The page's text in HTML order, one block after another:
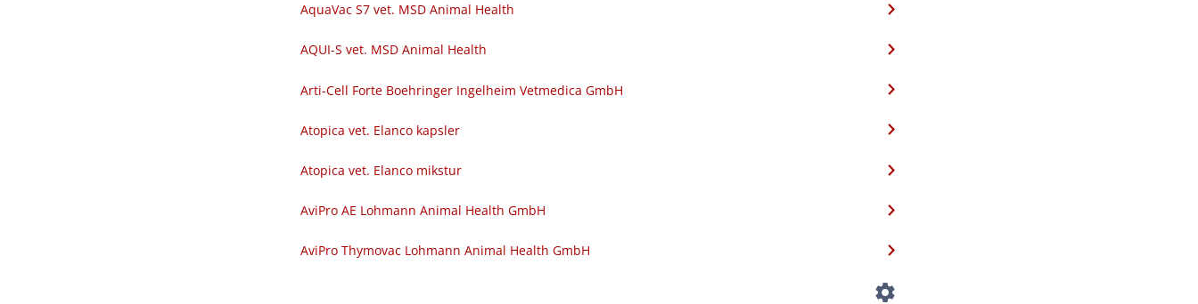
AquaVac S7 vet. MSD Animal Health
AQUI-S vet. MSD Animal Health
Arti-Cell Forte Boehringer Ingelheim Vetmedica GmbH
Atopica vet. Elanco kapsler
Atopica vet. Elanco mikstur
AviPro AE Lohmann Animal Health GmbH
AviPro Thymovac Lohmann Animal Health GmbH